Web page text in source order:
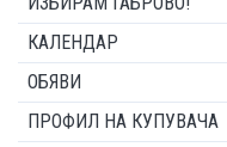
КАЛЕНДАР
ОБЯВИ
ПРОФИЛ НА КУПУВАЧА